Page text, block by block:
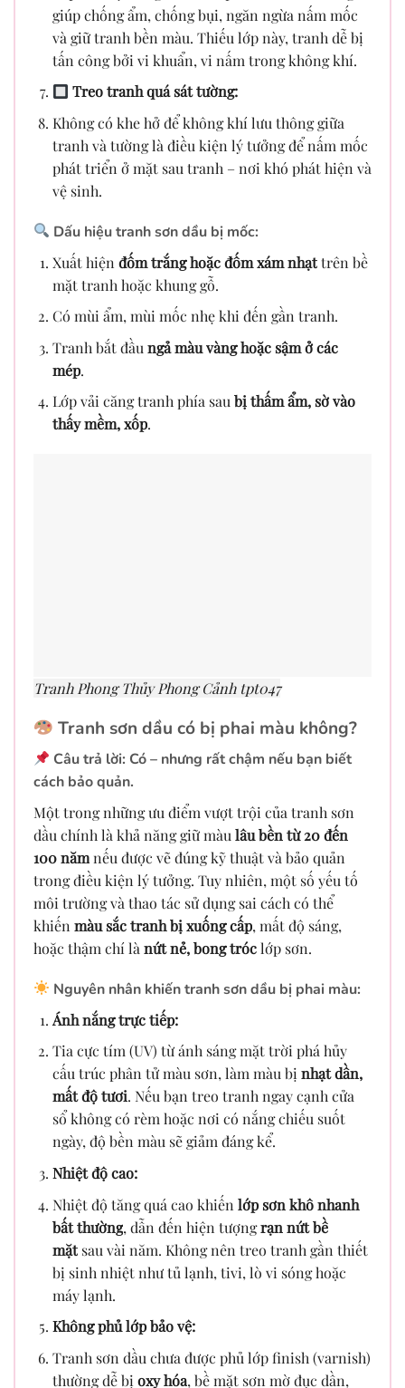
giúp chống ẩm, chống bụi, ngăn ngừa nấm mốc
và giữ tranh bền màu. Thiếu lớp này, tranh dễ bị
tấn công bởi vi khuẩn, vi nấm trong không khí.
Treo tranh quá sát tường:
Không có khe hở để không khí lưu thông giữa
tranh và tường là điều kiện lý tưởng để nấm mốc
phát triển ở mặt sau tranh – nơi khó phát hiện và
vệ sinh.
Dấu hiệu tranh sơn dầu bị mốc:
Xuất hiện đốm trắng hoặc đốm xám nhạttrên bề
mặt tranh hoặc khung gỗ.
Có mùi ẩm, mùi mốc nhẹ khi đến gần tranh.
Tranh bắt đầu ngả màu vàng hoặc sậm ở các
mép.
Lớp vải căng tranh phía saubị thấm ẩm, sờ vào
thấy mềm, xốp.
Tranh Phong Thủy Phong Cảnh tpt047
Tranh sơn dầu có bị phai màu không?
Câu trả lời: Có – nhưng rất chậm nếu bạn biết
cách bảo quản.
Một trong những ưu điểm vượt trội của tranh sơn
dầu chính là khả năng giữ màu lâu bền từ 20 đến
100 nămnếu được vẽ đúng kỹ thuật và bảo quản
trong điều kiện lý tưởng. Tuy nhiên, một số yếu tố
môi trường và thao tác sử dụng sai cách có thể
khiến màu sắc tranh bị xuống cấp, mất độ sáng,
hoặc thậm chí là nứt nẻ, bong tróclớp sơn.
Nguyên nhân khiến tranh sơn dầu bị phai màu:
Ánh nắng trực tiếp:
Tia cực tím (UV) từ ánh sáng mặt trời phá hủy
cấu trúc phân tử màu sơn, làm màu bịnhạt dần,
mất độ tươi. Nếu bạn treo tranh ngay cạnh cửa
sổ không có rèm hoặc nơi có nắng chiếu suốt
ngày, độ bền màu sẽ giảm đáng kể.
Nhiệt độ cao:
Nhiệt độ tăng quá cao khiến lớp sơn khô nhanh
bất thường, dẫn đến hiện tượngrạn nứt bề
mặtsau vài năm. Không nên treo tranh gần thiết
bị sinh nhiệt như tủ lạnh, tivi, lò vi sóng hoặc
máy lạnh.
Không phủ lớp bảo vệ:
Tranh sơn dầu chưa được phủ lớp finish (varnish)
thường dễ bị oxy hóa, bề mặt sơn mờ đục dần,